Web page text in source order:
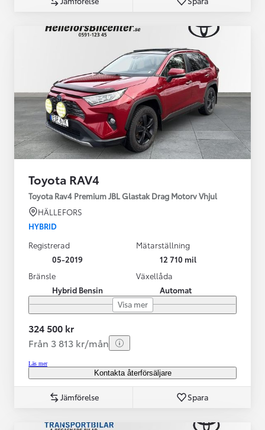
Toyota RAV4
Toyota Rav4 Premium JBL Glastak Drag Motorv Vhjul
HÄLLEFORS
HYBRID
Registrerad
05-2019
Mätarställning
12 710 mil
Bränsle
Hybrid Bensin
Växellåda
Automat
Visa mer
324 500 kr
Från 3 813 kr/mån
Läs mer
Kontakta återförsäljare
Jämförelse Spara